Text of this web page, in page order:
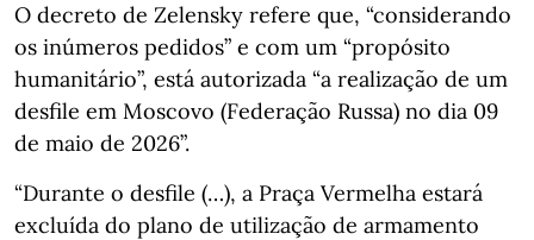
O decreto de Zelensky refere que, “considerando
os inúmeros pedidos” e com um “propósito
humanitário”, está autorizada “a realização de um
desfile em Moscovo (Federação Russa) no dia 09
de maio de 2026”.
“Durante o desfile (…), a Praça Vermelha estará
excluída do plano de utilização de armamento